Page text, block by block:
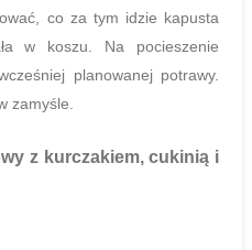
co za tym idzie kapusta
w koszu. Na pocieszenie
planowanej potrawy.
zamyśle.
z kurczakiem, cukinią i